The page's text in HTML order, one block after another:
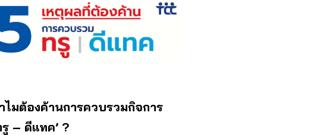
ไมต้องค้านการควบรวมกิจการ
รู – ดีแทค’ ?